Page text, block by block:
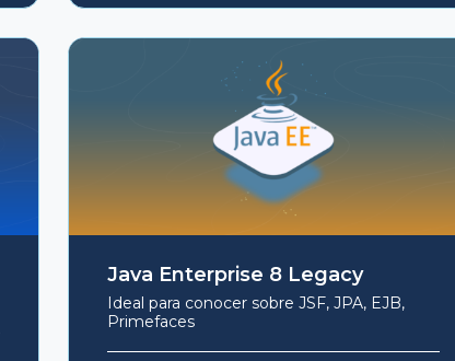
Java Enterprise 8 Legacy
Ideal para conocer sobre JSF, JPA, EJB,
Primefaces